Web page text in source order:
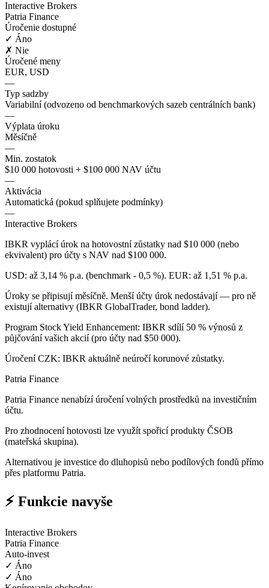
Interactive Brokers
Patria Finance
Úročenie dostupné
✓ Áno
✗ Nie
Úročené meny
EUR, USD
—
Typ sadzby
Variabilní (odvozeno od benchmarkových sazeb centrálních bank)
—
Výplata úroku
Měsíčně
—
Min. zostatok
$10 000 hotovosti + $100 000 NAV účtu
—
Aktivácia
Automatická (pokud splňujete podmínky)
—
Interactive Brokers
IBKR vyplácí úrok na hotovostní zůstatky nad $10 000 (nebo
ekvivalent) pro účty s NAV nad $100 000.
USD: až 3,14 % p.a. (benchmark - 0,5 %). EUR: až 1,51 % p.a.
Úroky se připisují měsíčně. Menší účty úrok nedostávají — pro ně
existují alternativy (IBKR GlobalTrader, bond ladder).
Program Stock Yield Enhancement: IBKR sdílí 50 % výnosů z
půjčování vašich akcií (pro účty nad $50 000).
Úročení CZK: IBKR aktuálně neúročí korunové zůstatky.
Patria Finance
Patria Finance nenabízí úročení volných prostředků na investičním
účtu.
Pro zhodnocení hotovosti lze využít spořicí produkty ČSOB
(mateřská skupina).
Alternativou je investice do dluhopisů nebo podílových fondů přímo
přes platformu Patria.
⚡ Funkcie navyše
Interactive Brokers
Patria Finance
Auto-invest
✓ Áno
✓ Áno